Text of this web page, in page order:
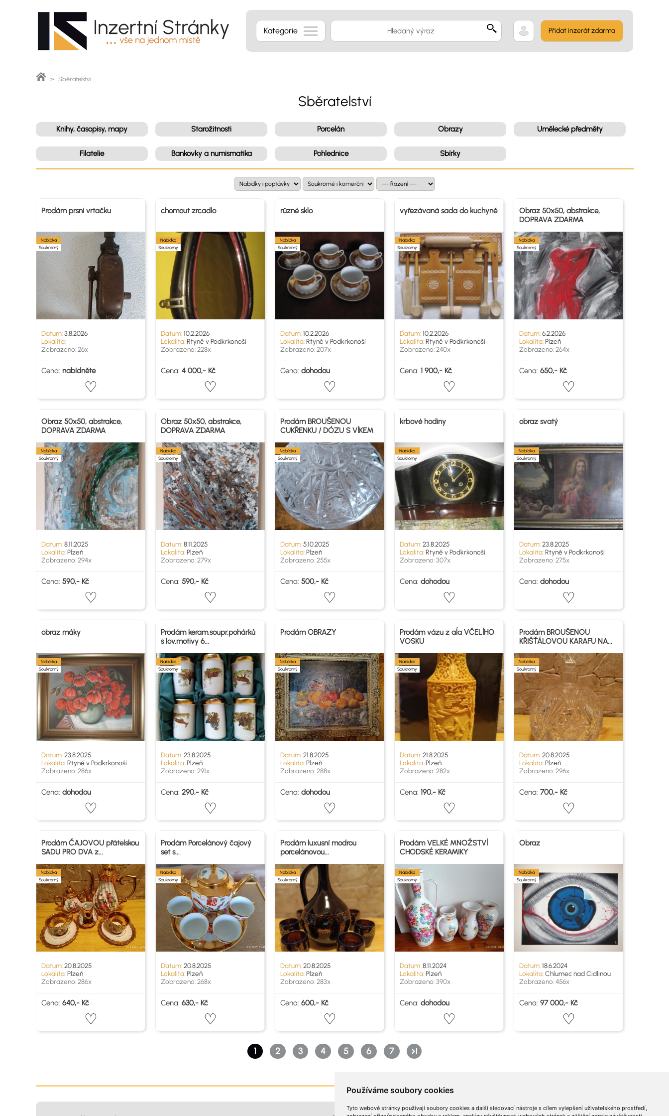
Používáme soubory cookies
Tyto webové stránky používají soubory cookies a další sledovací nástroje s cílem vylepšení uživatelského prostředí,
Kategorie Přidat inzerát zdarma
> Sběratelství
Sběratelství
Knihy, časopisy, mapy Starožitnosti Porcelán Obrazy Umělecké předměty
Filatelie Bankovky a numismatika Pohlednice Sbírky
Prodám prsní vrtačku
Nabídka
Soukromý
Datum:3.8.2026
Lokalita:
Zobrazeno: 26x
Cena: nabídněte
chomout zrcadlo
Nabídka
Soukromý
Datum:10.2.2026
Lokalita:Rtyně v Podkrkonoší
Zobrazeno: 228x
Cena: 4 000,- Kč
různé sklo
Nabídka
Soukromý
Datum:10.2.2026
Lokalita:Rtyně v Podkrkonoší
Zobrazeno: 207x
Cena: dohodou
vyřezávaná sada do kuchyně
Nabídka
Soukromý
Datum:10.2.2026
Lokalita:Rtyně v Podkrkonoší
Zobrazeno: 240x
Cena: 1 900,- Kč
Obraz 50x50, abstrakce,
DOPRAVA ZDARMA
Nabídka
Soukromý
Datum:6.2.2026
Lokalita:Plzeň
Zobrazeno: 264x
Cena: 650,- Kč
Obraz 50x50, abstrakce,
DOPRAVA ZDARMA
Nabídka
Soukromý
Datum:8.11.2025
Lokalita:Plzeň
Zobrazeno: 294x
Cena: 590,- Kč
Obraz 50x50, abstrakce,
DOPRAVA ZDARMA
Nabídka
Soukromý
Datum:8.11.2025
Lokalita:Plzeň
Zobrazeno: 279x
Cena: 590,- Kč
Prodám BROUŠENOU
CUKŘENKU / DÓZU S VÍKEM
Nabídka
Soukromý
Datum:5.10.2025
Lokalita:Plzeň
Zobrazeno: 255x
Cena: 500,- Kč
krbové hodiny
Nabídka
Soukromý
Datum:23.8.2025
Lokalita:Rtyně v Podkrkonoší
Zobrazeno: 307x
Cena: dohodou
obraz svatý
Nabídka
Soukromý
Datum:23.8.2025
Lokalita:Rtyně v Podkrkonoší
Zobrazeno: 275x
Cena: dohodou
obraz máky
Nabídka
Soukromý
Datum:23.8.2025
Lokalita:Rtyně v Podkrkonoší
Zobrazeno: 286x
Cena: dohodou
Prodám keram.soupr.pohárků
s lov.motivy 6...
Nabídka
Soukromý
Datum:23.8.2025
Lokalita:Plzeň
Zobrazeno: 291x
Cena: 290,- Kč
Prodám OBRAZY
Nabídka
Soukromý
Datum:21.8.2025
Lokalita:Plzeň
Zobrazeno: 288x
Cena: dohodou
Prodám vázu z aĺa VČELÍHO
VOSKU
Nabídka
Soukromý
Datum:21.8.2025
Lokalita:Plzeň
Zobrazeno: 282x
Cena: 190,- Kč
Prodám BROUŠENOU
KŘIŠŤÁLOVOU KARAFU NA...
Nabídka
Soukromý
Datum:20.8.2025
Lokalita:Plzeň
Zobrazeno: 296x
Cena: 700,- Kč
Prodám ČAJOVOU přátelskou
SADU PRO DVA z...
Nabídka
Soukromý
Datum:20.8.2025
Lokalita:Plzeň
Zobrazeno: 286x
Cena: 640,- Kč
Prodám Porcelánový čajový
set s...
Nabídka
Soukromý
Datum:20.8.2025
Lokalita:Plzeň
Zobrazeno: 268x
Cena: 630,- Kč
Prodám luxusní modrou
porcelánovou...
Nabídka
Soukromý
Datum:20.8.2025
Lokalita:Plzeň
Zobrazeno: 283x
Cena: 600,- Kč
Prodám VELKÉ MNOŽSTVÍ
CHODSKÉ KERAMIKY
Nabídka
Soukromý
Datum:8.11.2024
Lokalita:Plzeň
Zobrazeno: 390x
Cena: dohodou
Obraz
Nabídka
Soukromý
Datum:18.6.2024
Lokalita:Chlumec nad Cidlinou
Zobrazeno: 456x
Cena: 97 000,- Kč
1 2 3 4 5 6 7